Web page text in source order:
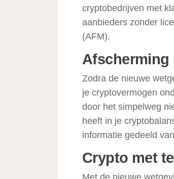
cryptobedrijven met
aanbieders zonder
(AFM).
Afscherming
Zodra de nieuwe
je cryptovermogen
door het simpelweg
heeft in je
informatie gedeeld
Crypto met